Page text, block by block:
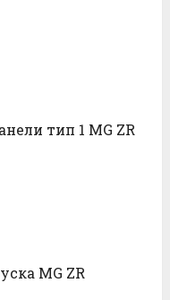
тип 1 MG ZR
MG ZR